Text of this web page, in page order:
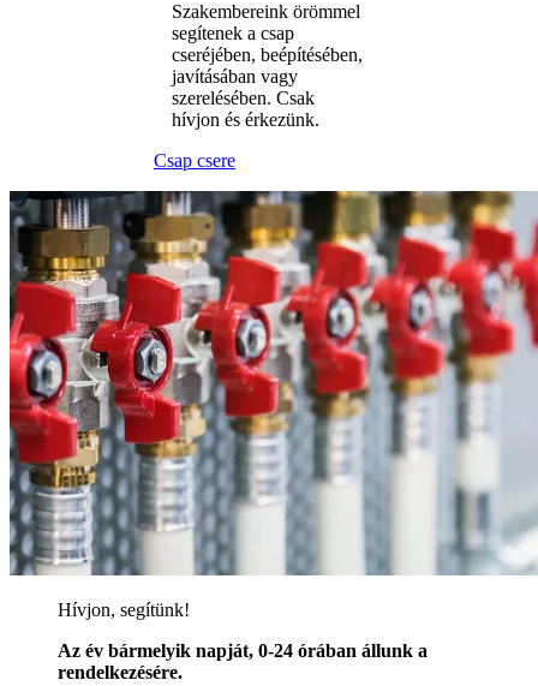
Szakembereink örömmel
segítenek a csap
cseréjében, beépítésében,
javításában vagy
szerelésében. Csak
hívjon és érkezünk.
Csap csere
Hívjon, segítünk!
Az év bármelyik napját, 0-24 órában állunk a
rendelkezésére.